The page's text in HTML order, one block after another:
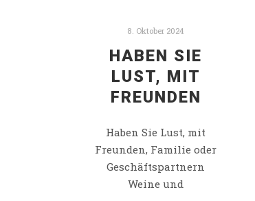
8. Oktober 2024
HABEN SIE
LUST, MIT
FREUNDEN
Haben Sie Lust, mit
Freunden, Familie oder
Geschäftspartnern
Weine und